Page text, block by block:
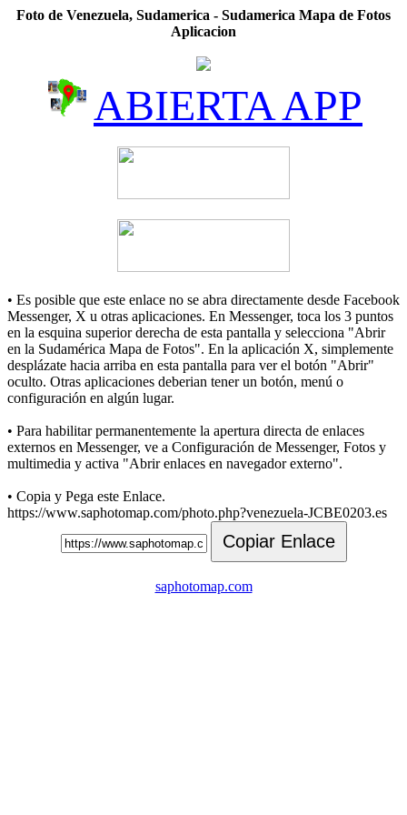
Foto de Venezuela, Sudamerica - Sudamerica Mapa de Fotos
Aplicacion
ABIERTA APP
• Es posible que este enlace no se abra directamente desde Facebook
Messenger, X u otras aplicaciones. En Messenger, toca los 3 puntos
en la esquina superior derecha de esta pantalla y selecciona "Abrir
en la Sudamérica Mapa de Fotos". En la aplicación X, simplemente
desplázate hacia arriba en esta pantalla para ver el botón "Abrir"
oculto. Otras aplicaciones deberian tener un botón, menú o
configuración en algún lugar.
• Para habilitar permanentemente la apertura directa de enlaces
externos en Messenger, ve a Configuración de Messenger, Fotos y
multimedia y activa "Abrir enlaces en navegador externo".
• Copia y Pega este Enlace.
https://www.saphotomap.com/photo.php?venezuela-JCBE0203.es
Copiar Enlace
saphotomap.com